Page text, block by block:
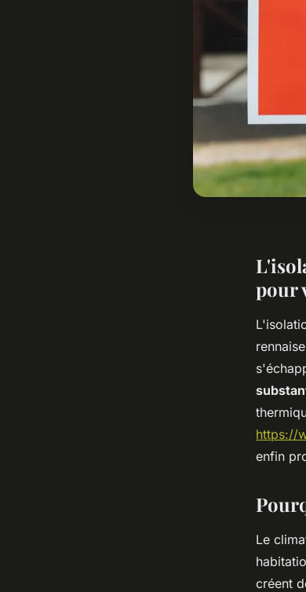
pour
https://
enfin
Le
créent